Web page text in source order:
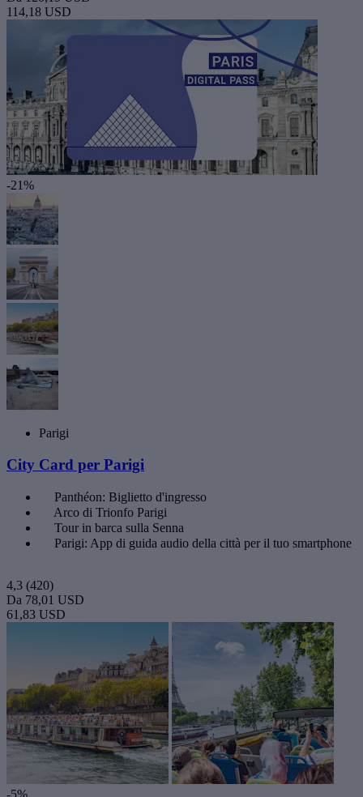
114,18 USD
-21%
Parigi
City Card per Parigi
Panthéon: Biglietto d'ingresso
Arco di Trionfo Parigi
Tour in barca sulla Senna
Parigi: App di guida audio della città per il tuo smartphone
4,3 (420)
Da 78,01 USD
61,83 USD
-5%